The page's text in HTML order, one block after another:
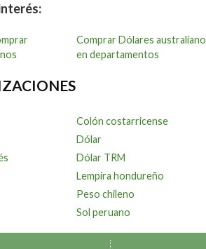
Comprar Dólares
en departamentos
Colón costarricense
Dólar
Dólar TRM
Lempira hondureño
Peso chileno
Sol peruano